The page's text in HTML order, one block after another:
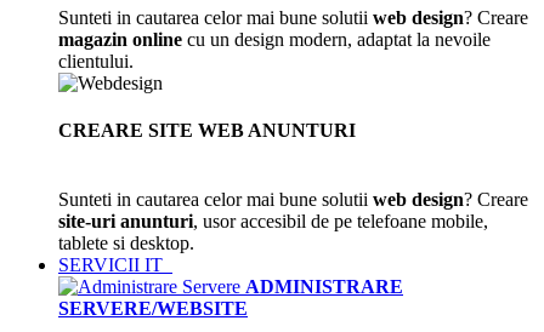
Sunteti in cautarea celor mai bune solutii web design? Creare
magazin online cu un design modern, adaptat la nevoile
clientului.
CREARE SITE WEB ANUNTURI
Sunteti in cautarea celor mai bune solutii web design? Creare
site-uri anunturi, usor accesibil de pe telefoane mobile,
tablete si desktop.
SERVICII IT
ADMINISTRARE
SERVERE/WEBSITE